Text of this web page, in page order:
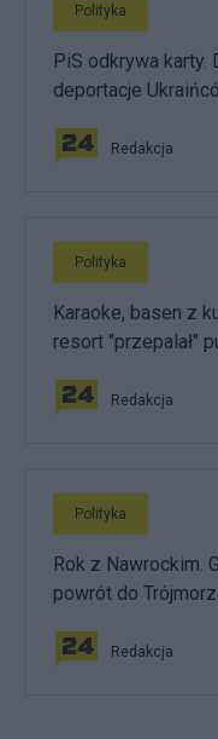
Polityka
PiS odkrywa karty.
deportacje
Redakcja
Polityka
Karaoke, basen z
resort "przepalał"
Redakcja
Polityka
Rok z Nawrockim.
powrót do
Redakcja